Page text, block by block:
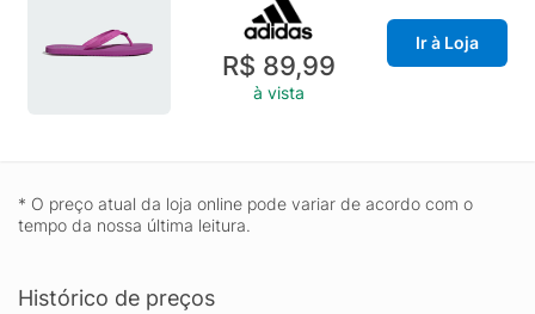
R$ 89,99
à vista
Ir à Loja
* O preço atual da loja online pode variar de acordo com o
tempo da nossa última leitura.
Histórico de preços